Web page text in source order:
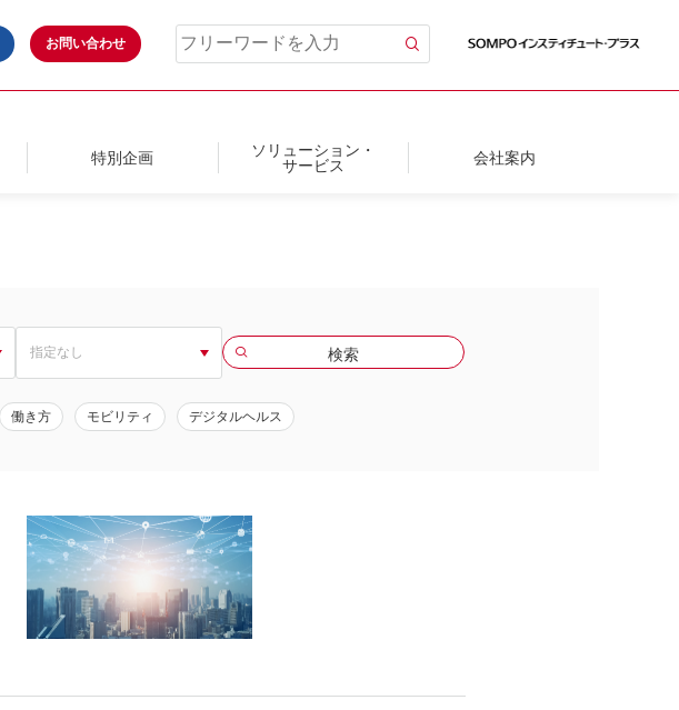
お問い合わせ
特別企画
ソリューション・
サービス
会社案内
働き方 モビリティ デジタルヘルス